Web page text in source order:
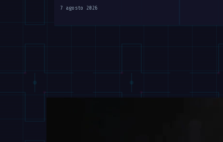
7 agosto 2026